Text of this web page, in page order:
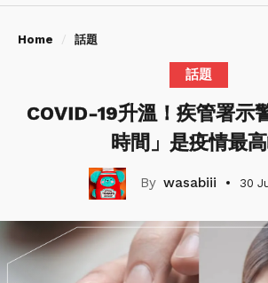
Home 話題
話題
COVID-19升溫！疾管署示
時間」是疫情最
wasabiii 30